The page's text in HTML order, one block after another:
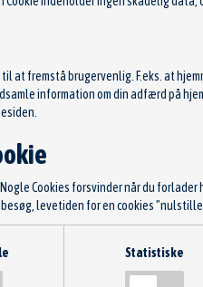
Blinklygte VENSTRE
583,75 kr.
at fremstå brugervenlig. F.eks. at
information om din adfærd på
Cookies forsvinder når du forlader
levetiden for en cookies
fremgangsmåder alt efter hvilken
Statistiske